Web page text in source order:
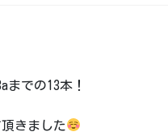
での13本！
きました